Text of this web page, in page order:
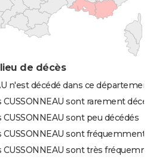
lieu de décès
n'est décédé dans ce
sont rarement
sont peu décédés
sont fréquemment
sont très